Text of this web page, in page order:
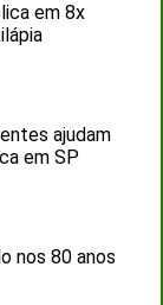
em 8x
ajudam
em SP
nos 80 anos